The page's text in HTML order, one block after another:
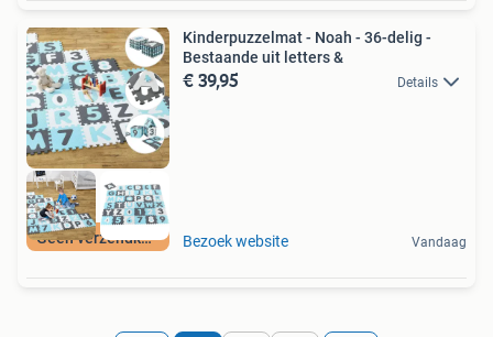
Geen verzendkosten
Kinderpuzzelmat - Noah - 36-delig -
Bestaande uit letters &
€ 39,95 Details
Bezoek website Vandaag